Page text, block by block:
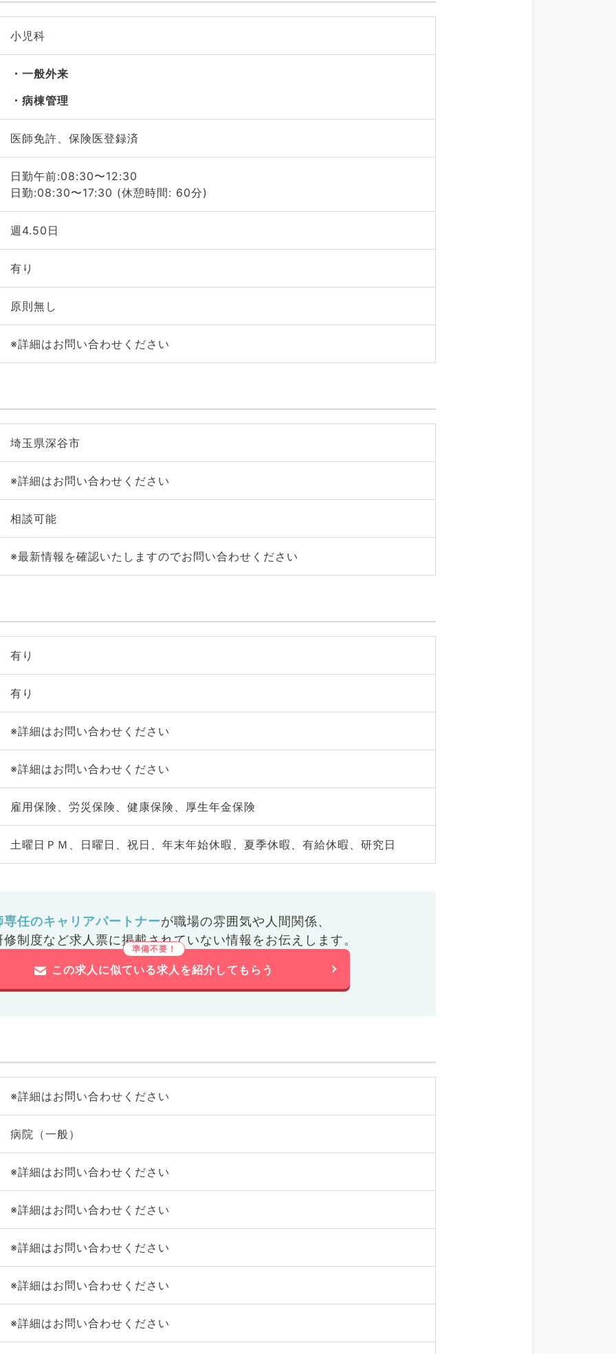
小児科
一般外来
病棟管理
医師免許、保険医登録済
日勤午前:08:30〜12:30
日勤:08:30〜17:30 (休憩時間: 60分)
週4.50日
有り
原則無し
※詳細はお問い合わせください
埼玉県深谷市
※詳細はお問い合わせください
相談可能
※最新情報を確認いたしますのでお問い合わせください
有り
有り
※詳細はお問い合わせください
※詳細はお問い合わせください
雇用保険、労災保険、健康保険、厚生年金保険
土曜日ＰＭ、日曜日、祝日、年末年始休暇、夏季休暇、有給休暇、研究日
専任のキャリアパートナーが職場の雰囲気や人間関係、
修制度など求人票に掲載されていない情報をお伝えします。
この求人に似ている求人を紹介してもらう
※詳細はお問い合わせください
病院（一般）
※詳細はお問い合わせください
※詳細はお問い合わせください
※詳細はお問い合わせください
※詳細はお問い合わせください
※詳細はお問い合わせください